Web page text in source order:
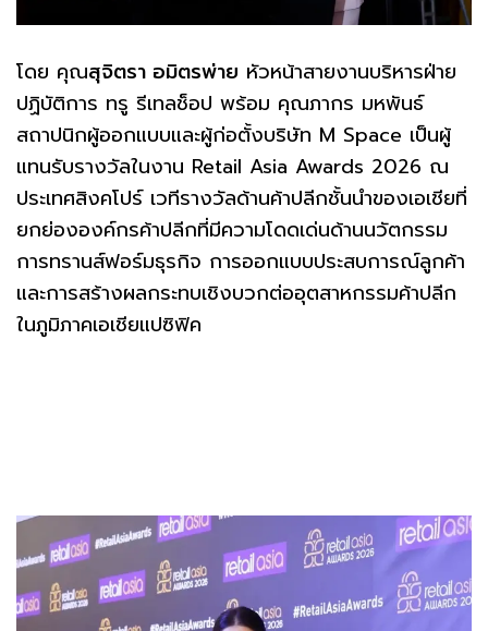
โดย คุณสุจิตรา อมิตรพ่าย หัวหน้าสายงานบริหารฝ่าย
ปฏิบัติการ ทรู รีเทลช็อป พร้อม คุณภากร มหพันธ์
สถาปนิกผู้ออกแบบและผู้ก่อตั้งบริษัท M Space เป็นผู้
แทนรับรางวัลในงาน Retail Asia Awards 2026 ณ
ประเทศสิงคโปร์ เวทีรางวัลด้านค้าปลีกชั้นนำของเอเชียที่
ยกย่ององค์กรค้าปลีกที่มีความโดดเด่นด้านนวัตกรรม
การทรานส์ฟอร์มธุรกิจ การออกแบบประสบการณ์ลูกค้า
และการสร้างผลกระทบเชิงบวกต่ออุตสาหกรรมค้าปลีก
ในภูมิภาคเอเชียแปซิฟิค